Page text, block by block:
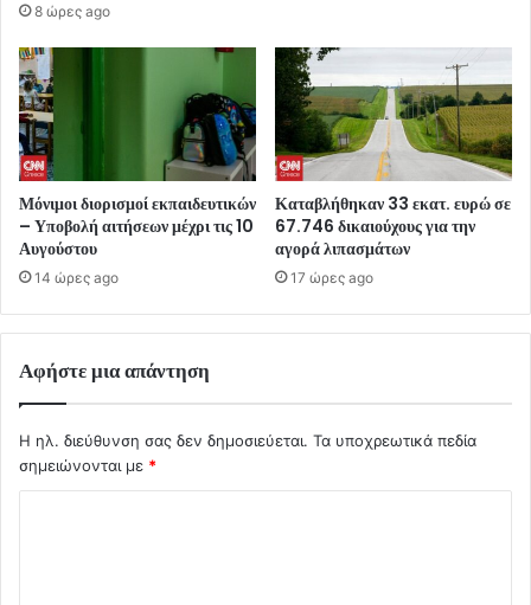
8 ώρες ago
Μόνιμοι διορισμοί εκπαιδευτικών
– Υποβολή αιτήσεων μέχρι τις 10
Αυγούστου
14 ώρες ago
Καταβλήθηκαν 33 εκατ. ευρώ σε
67.746 δικαιούχους για την
αγορά λιπασμάτων
17 ώρες ago
Αφήστε μια απάντηση
Η ηλ. διεύθυνση σας δεν δημοσιεύεται. Τα υποχρεωτικά πεδία
σημειώνονται με *